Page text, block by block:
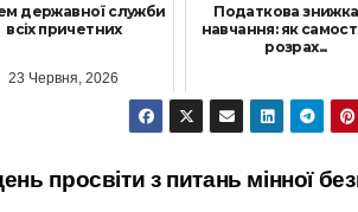
державної служби
всіх причетних
23 Червня, 2026
Податкова знижка
навчання: як
розрах...
15 Листопада,
просвіти з питань мінної